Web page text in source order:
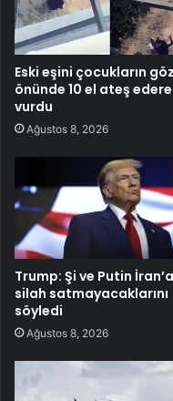
Eski eşini çocukların
önünde 10 el ateş
vurdu
Ağustos 8, 2026
Trump: Şi ve Putin İran’a
silah satmayacaklarını
söyledi
Ağustos 8, 2026